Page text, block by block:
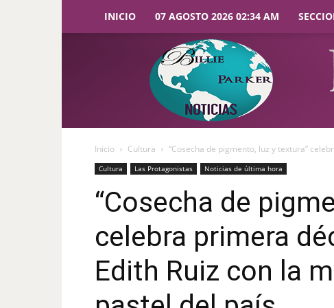
INICIO 07 AGOSTO 2026 02:34 AM
Parker
Noticias
Inicio Cultura “Cosecha de pigmento, luz y textura”
Cultura Las Protagonistas Noticias de última hora
“Cosecha de
celebra primera
Edith Ruiz con la